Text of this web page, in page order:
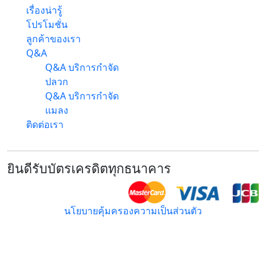
เรื่องน่ารู้
โปรโมชั่น
ลูกค้าของเรา
Q&A
Q&A บริการกำจัด
ปลวก
Q&A บริการกำจัด
แมลง
ติดต่อเรา
ยินดีรับบัตรเครดิตทุกธนาคาร
นโยบายคุ้มครองความเป็นส่วนตัว